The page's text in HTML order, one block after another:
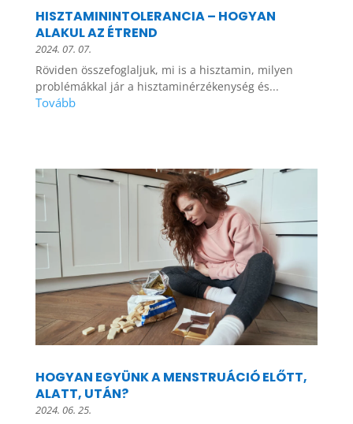
HISZTAMININTOLERANCIA – HOGYAN
ALAKUL AZ ÉTREND
2024. 07. 07.
Röviden összefoglaljuk, mi is a hisztamin, milyen
problémákkal jár a hisztaminérzékenység és...
HOGYAN EGYÜNK A MENSTRUÁCIÓ ELŐTT,
ALATT, UTÁN?
2024. 06. 25.